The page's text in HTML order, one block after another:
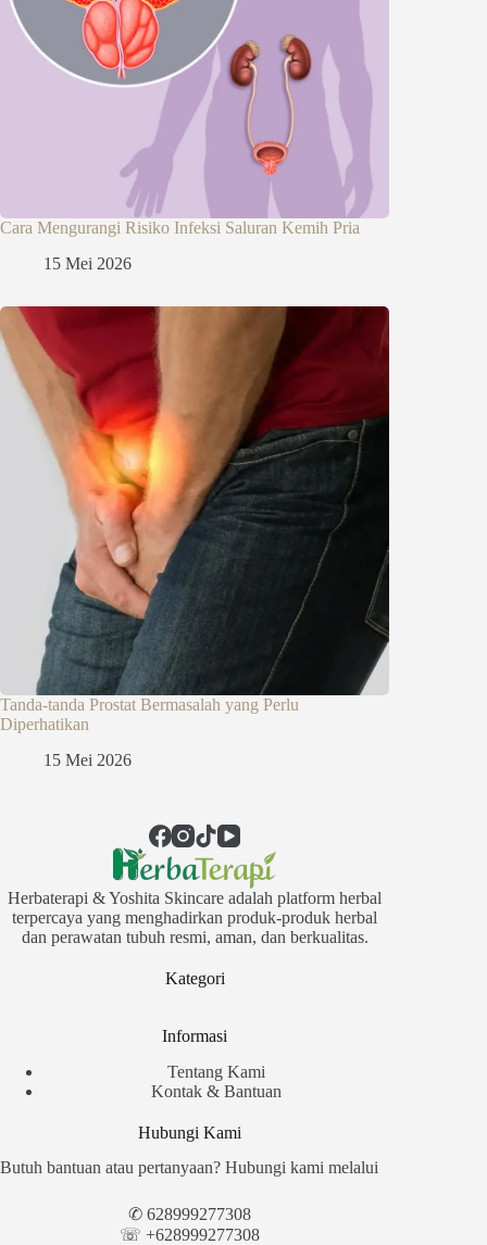
Cara Mengurangi Risiko Infeksi Saluran Kemih Pria
15 Mei 2026
Tanda-tanda Prostat Bermasalah yang Perlu
Diperhatikan
15 Mei 2026
Herbaterapi & Yoshita Skincare adalah platform herbal
terpercaya yang menghadirkan produk-produk herbal
dan perawatan tubuh resmi, aman, dan berkualitas.
Kategori
Informasi
Tentang Kami
Kontak & Bantuan
Hubungi Kami
Butuh bantuan atau pertanyaan? Hubungi kami melalui
✆ 628999277308
☏ +628999277308